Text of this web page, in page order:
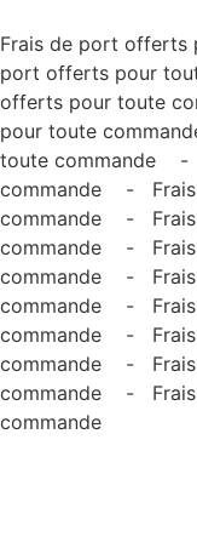
Frais de port
port offerts pour
offerts pour toute
pour toute
toute commande -
commande - Frais
commande - Frais
commande - Frais
commande - Frais
commande - Frais
commande - Frais
commande - Frais
commande - Frais
commande